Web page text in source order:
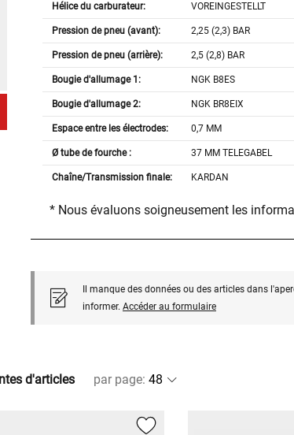
Hélice du carburateur: VOREINGESTELLT
Pression de pneu (avant): 2,25 (2,3) BAR
Pression de pneu (arrière): 2,5 (2,8) BAR
Bougie d'allumage 1: NGK B8ES
Bougie d'allumage 2: NGK BR8EIX
Espace entre les électrodes: 0,7 MM
Ø tube de fourche : 37 MM TELEGABEL
Chaîne/Transmission finale: KARDAN
* Nous évaluons soigneusement les
Il manque des données ou des articles dans
informer. Accéder au formulaire
d'articles par page: